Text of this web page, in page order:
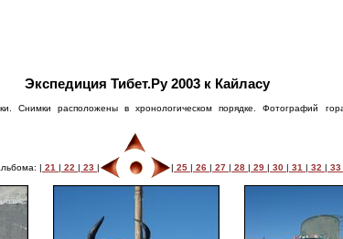
Экспедиция Тибет.Ру 2003 к Кайласу
Снимки расположены в хронологическом порядке. Фотографий
| 21 | 22 | 23 | | 25 | 26 | 27 | 28 | 29 | 30 | 31 | 32 | 33